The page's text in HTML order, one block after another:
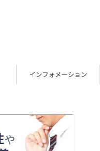
インフォメーション